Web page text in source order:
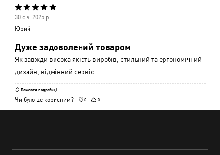
Оцінено
5
5
30 січ. 2025 р.
Юрий
Дуже задоволений товаром
Як завжди висока якість виробів, стильний та ергономічний
дизайн, відмінний сервіс
Показати подробиці
Чи було це корисним? 0 0